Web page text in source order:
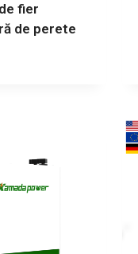
fier
de perete